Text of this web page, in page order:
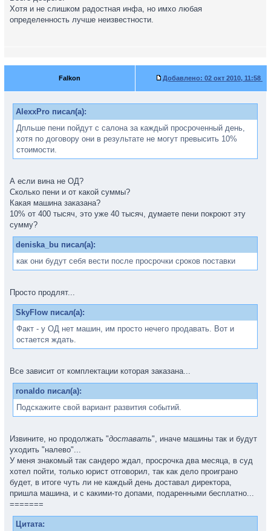
Хотя и не слишком радостная инфа, но имхо любая
определенность лучше неизвестности.
Falkon Добавлено: 02 окт 2010, 11:58
AlexxPro писал(а):
Дпльше пени пойдут с салона за каждый просроченный день,
хотя по договору они в результате не могут превысить 10%
стоимости.
А если вина не ОД?
Сколько пени и от какой суммы?
Какая машина заказана?
10% от 400 тысяч, это уже 40 тысяч, думаете пени покроют эту
сумму?
deniska_bu писал(а):
как они будут себя вести после просрочки сроков поставки
Просто продлят...
SkyFlow писал(а):
Факт - у ОД нет машин, им просто нечего продавать. Вот и
остается ждать.
Все зависит от комплектации которая заказана...
ronaldo писал(а):
Подскажите свой вариант развития событий.
Извините, но продолжать "доставать", иначе машины так и будут
уходить "налево"...
У меня знакомый так сандеро ждал, просрочка два месяца, в суд
хотел пойти, только юрист отговорил, так как дело проиграно
будет, в итоге чуть ли не каждый день доставал директора,
пришла машина, и с какими-то допами, подаренными бесплатно...
=======
Цитата: